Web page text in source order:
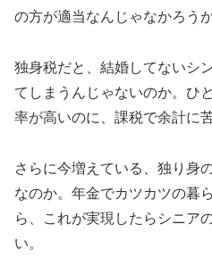
の方が適当なんじゃなかろうか
独身税だと、結婚してないシ
てしまうんじゃないのか。ひ
率が高いのに、課税で余計に
さらに今増えている、独り身
なのか。年金でカツカツの暮
ら、これが実現したらシニア
い。